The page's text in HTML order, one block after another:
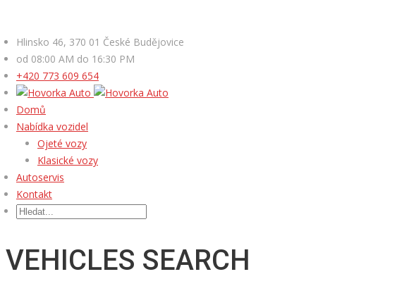
Hlinsko 46, 370 01 České Budějovice
od 08:00 AM do 16:30 PM
+420 773 609 654
Domů
Nabídka vozidel
Ojeté vozy
Klasické vozy
Autoservis
Kontakt
VEHICLES SEARCH